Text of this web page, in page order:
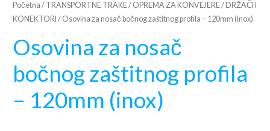
Početna / TRANSPORTNE TRAKE/ OPREMA ZA KONVEJERE/ DRŽAČI I
KONEKTORI / Osovina za nosač bočnog zaštitnog profila – 120mm (inox)
Osovina za nosač
bočnog zaštitnog profila
– 120mm (inox)